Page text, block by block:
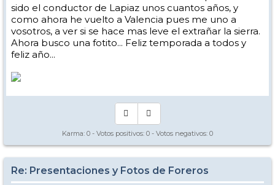
sido el conductor de Lapiaz unos cuantos años, y
como ahora he vuelto a Valencia pues me uno a
vosotros, a ver si se hace mas leve el extrañar la sierra.
Ahora busco una fotito... Feliz temporada a todos y
feliz año...
Karma: 0 - Votos positivos: 0 - Votos negativos: 0
Re: Presentaciones y Fotos de Foreros